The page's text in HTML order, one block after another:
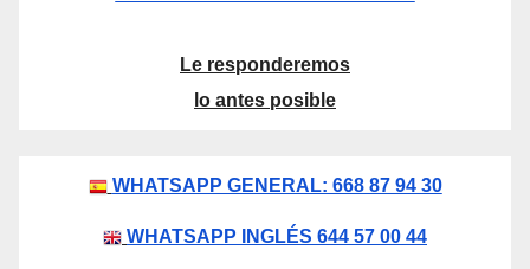
Le responderemos
lo antes posible
WHATSAPP GENERAL: 668 87 94 30
WHATSAPP INGLÉS 644 57 00 44